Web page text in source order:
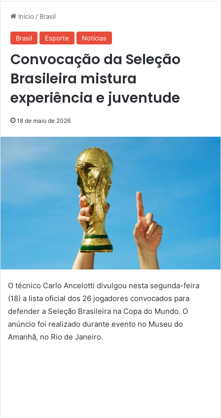
Início / Brasil
Brasil Esporte Notícias
Convocação da Seleção
Brasileira mistura
experiência e juventude
18 de maio de 2026
O técnico Carlo Ancelotti divulgou nesta segunda-feira
(18) a lista oficial dos 26 jogadores convocados para
defender a Seleção Brasileira na Copa do Mundo. O
anúncio foi realizado durante evento no Museu do
Amanhã, no Rio de Janeiro.